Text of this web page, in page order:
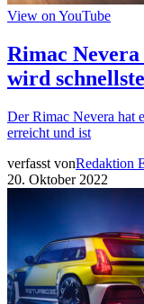
View on YouTube
Rimac
wird
Der Rimac Nevera hat
erreicht und ist
verfasst vonRedaktion
20. Oktober 2022